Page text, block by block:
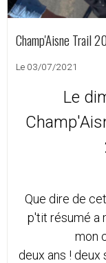
Champ'Aisne Trail
Le 03/07/2021
Le
Que dire de
p'tit résumé a
mon
deux ans !